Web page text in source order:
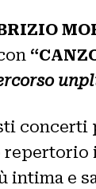
concerti
repertorio
intima e